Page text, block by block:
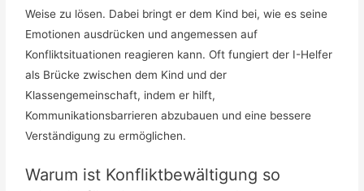
Weise zu lösen. Dabei bringt er dem Kind bei, wie es seine
Emotionen ausdrücken und angemessen auf
Konfliktsituationen reagieren kann. Oft fungiert der I-Helfer
als Brücke zwischen dem Kind und der
Klassengemeinschaft, indem er hilft,
Kommunikationsbarrieren abzubauen und eine bessere
Verständigung zu ermöglichen.
Warum ist Konfliktbewältigung so